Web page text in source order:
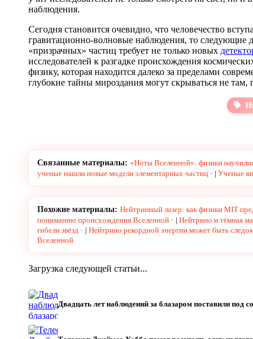
наблюдения.
Сегодня становится очевидно, что человечество
гравитационно-волновые наблюдения, то следующие
«призрачных» частиц требует не только новых
исследователей к разгадке происхождения
физику, которая находится далеко за пределами
глубокие тайны мироздания могут скрываться не там,
Связанные материалы: «Ноты Вселенной»: физики
ученые нашли новые модели элементарных частиц
| Ученые
Похожие материалы: Нейтринный лазер: как физики MIT
пониманию происхождения Вселенной
| Нейтрино и тёмная
гибели звёзд
| Нейтрино рекордной энергии может быть
Вселенной
Загрузка следующей статьи...
Двадцать лет наблюдений за блазаром поставили